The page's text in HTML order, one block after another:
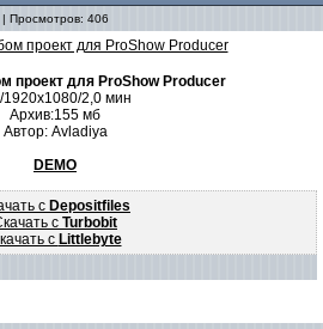
Просмотров: 406
проект для ProShow Producer
1920х1080/2,0 мин
Архив:155 мб
Автор: Avladiya
DEMO
с Depositfiles
с Turbobit
с Littlebyte